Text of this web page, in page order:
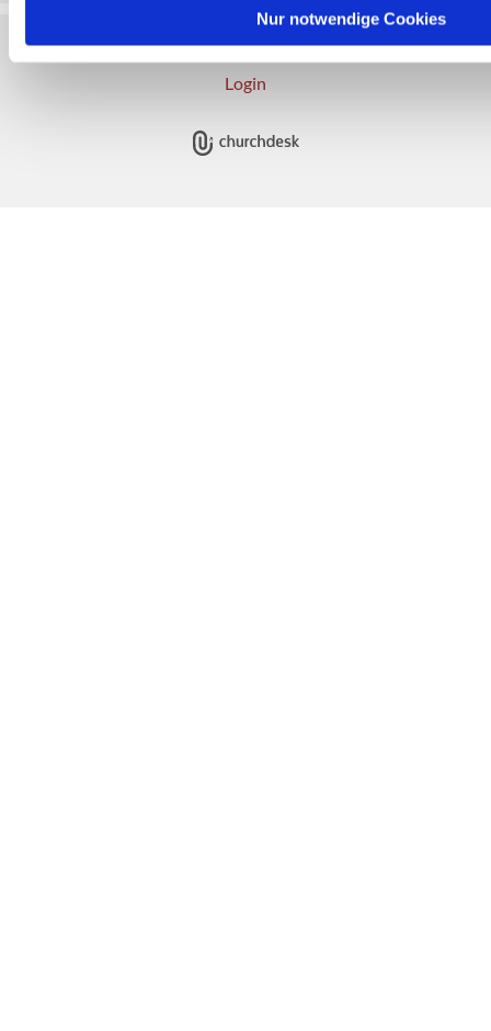
Nur notwendige Cookies
Impressum Datenschutzerklärung
ChurchDesk-
Login